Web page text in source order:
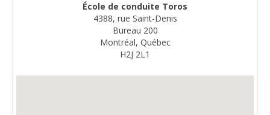
École de conduite Toros
4388, rue Saint-Denis
Bureau 200
Montréal, Québec
H2J 2L1